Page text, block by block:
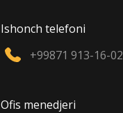
Ishonch telefoni
+99871 913-16-02
Ofis menedjeri